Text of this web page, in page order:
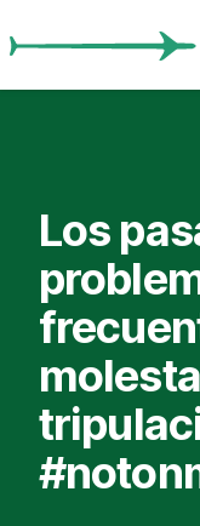
Los